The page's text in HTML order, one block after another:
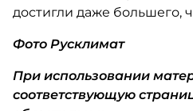
достигли даже большего,
Фото Русклимат
При использовании
соответствующую